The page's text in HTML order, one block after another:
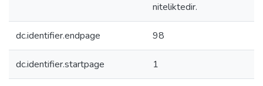
niteliktedir.
dc.identifier.endpage 98
dc.identifier.startpage 1